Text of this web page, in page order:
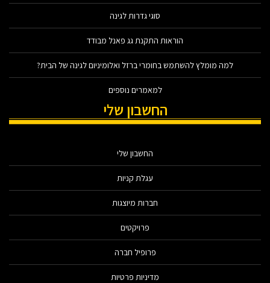
סוגי גדרות לגינה
הוראות התקנת גג פאנל מבודד
למה מומלץ להשתמש בחומרי ברזל ואלומיניום לגינה של הבית?
למאמרים נוספים
החשבון שלי
החשבון שלי
עגלת קניות
חברות מיוצגות
פרויקטים
פרופיל חברה
מדיניות פרטיות